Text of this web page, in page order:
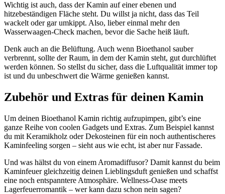
Wichtig ist auch, dass der Kamin auf einer ebenen und
hitzebeständigen Fläche steht. Du willst ja nicht, dass das Teil
wackelt oder gar umkippt. Also, lieber einmal mehr den
Wasserwaagen-Check machen, bevor die Sache heiß läuft.
Denk auch an die Belüftung. Auch wenn Bioethanol sauber
verbrennt, sollte der Raum, in dem der Kamin steht, gut durchlüftet
werden können. So stellst du sicher, dass die Luftqualität immer top
ist und du unbeschwert die Wärme genießen kannst.
Zubehör und Extras für deinen Kamin
Um deinen Bioethanol Kamin richtig aufzupimpen, gibt’s eine
ganze Reihe von coolen Gadgets und Extras. Zum Beispiel kannst
du mit Keramikholz oder Dekosteinen für ein noch authentischeres
Kaminfeeling sorgen – sieht aus wie echt, ist aber nur Fassade.
Und was hältst du von einem Aromadiffusor? Damit kannst du beim
Kaminfeuer gleichzeitig deinen Lieblingsduft genießen und schaffst
eine noch entspanntere Atmosphäre. Wellness-Oase meets
Lagerfeuerromantik – wer kann dazu schon nein sagen?